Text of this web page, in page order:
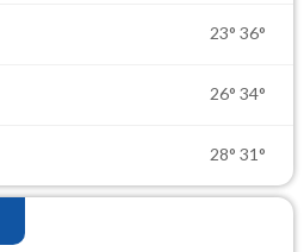
23° 36°
26° 34°
28° 31°